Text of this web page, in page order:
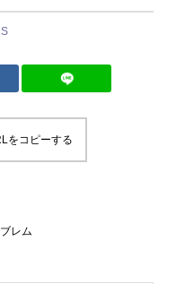
をコピーする
レム